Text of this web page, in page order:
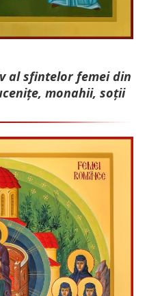
al sfintelor femei din
monahii, soții